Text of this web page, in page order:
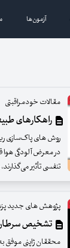
آزمون‌ها
مقالات خودمراقبتی
راهکارهای
روش های پاک‌سازی
در معرض آلودگی هوا
تنفسی تأثیر
پژوهش های جدید
تشخیص سرطان
محققان ژاپنی موفق